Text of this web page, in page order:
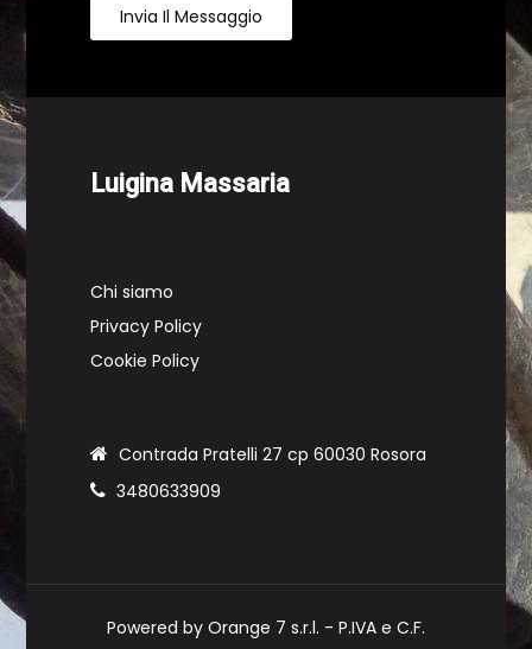
Invia Il Messaggio
Luigina Massaria
Chi siamo
Privacy Policy
Cookie Policy
Contrada Pratelli 27 cp 60030 Rosora
3480633909
Powered by Orange 7 s.r.l. - P.IVA e C.F.